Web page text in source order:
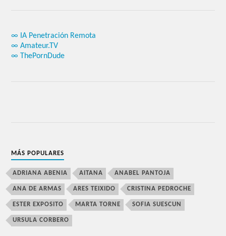
∞ IA Penetración Remota
∞ Amateur.TV
∞ ThePornDude
MÁS POPULARES
ADRIANA ABENIA AITANA ANABEL PANTOJA
ANA DE ARMAS ARES TEIXIDO CRISTINA PEDROCHE
ESTER EXPOSITO MARTA TORNE SOFIA SUESCUN
URSULA CORBERO